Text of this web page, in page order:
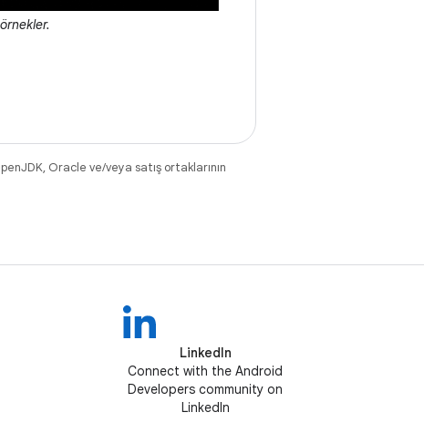
Oracle ve/veya satış ortaklarının
LinkedIn
Connect with the Android
Developers community on
LinkedIn